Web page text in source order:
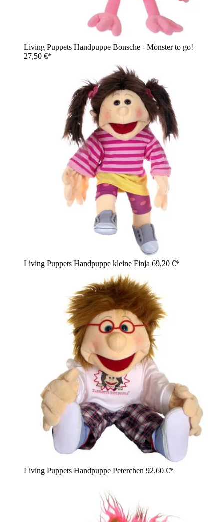
Living Puppets Handpuppe Bonsche - Monster to go!
27,50 €*
Living Puppets Handpuppe kleine Finja 69,20 €*
Living Puppets Handpuppe Peterchen 92,60 €*